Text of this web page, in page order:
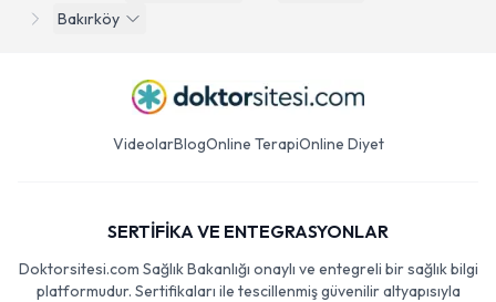
Bakırköy
VideolarBlogOnline TerapiOnline Diyet
SERTİFİKA VE ENTEGRASYONLAR
Doktorsitesi.com Sağlık Bakanlığı onaylı ve entegreli bir sağlık bilgi
platformudur. Sertifikaları ile tescillenmiş güvenilir altyapısıyla